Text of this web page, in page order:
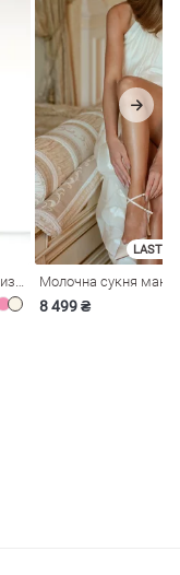
LAST
8 499 ₴